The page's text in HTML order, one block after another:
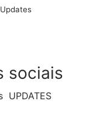
sociais
UPDATES